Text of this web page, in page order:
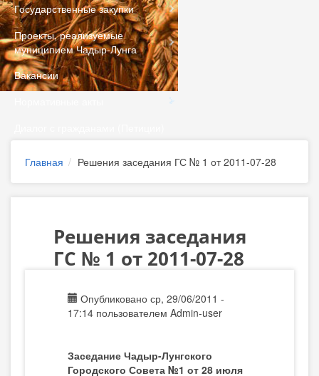
Государственные закупки
Проекты, реализуемые
муниципием Чадыр-Лунга
Вакансии
Главная Решения заседания ГС № 1 от 2011-07-28
Решения заседания
ГС № 1 от 2011-07-28
Опубликовано ср, 29/06/2011 -
17:14 пользователем Admin-user
Заседание Чадыр-Лунгского
Городского Совета №1 от 28 июля